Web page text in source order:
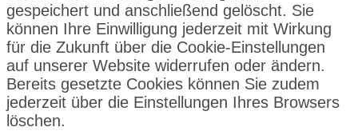
gespeichert und anschließend gelöscht. Sie
können Ihre Einwilligung jederzeit mit Wirkung
für die Zukunft über die Cookie-Einstellungen
auf unserer Website widerrufen oder ändern.
Bereits gesetzte Cookies können Sie zudem
jederzeit über die Einstellungen Ihres Browsers
löschen.